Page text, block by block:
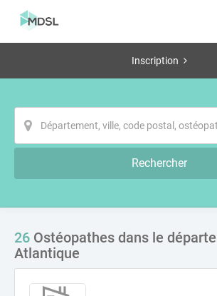
Inscription
Rechercher
26 Ostéopathes dans le
Atlantique